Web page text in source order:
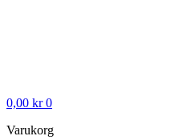
0,00 kr 0
Varukorg